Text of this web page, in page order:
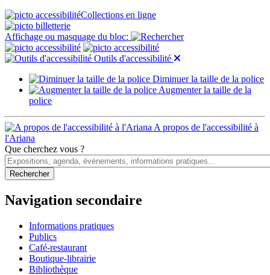
Collections en ligne
Affichage ou masquage du bloc:
Outils d'accessibilité
Diminuer la taille de la police
Augmenter la taille de la
police
A propos de l'accessibilité à
l'Ariana
Que cherchez vous ?
Navigation secondaire
Informations pratiques
Publics
Café-restaurant
Boutique-librairie
Bibliothèque